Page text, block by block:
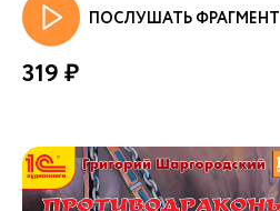
ПОСЛУШАТЬ ФРАГМЕНТ
319 ₽